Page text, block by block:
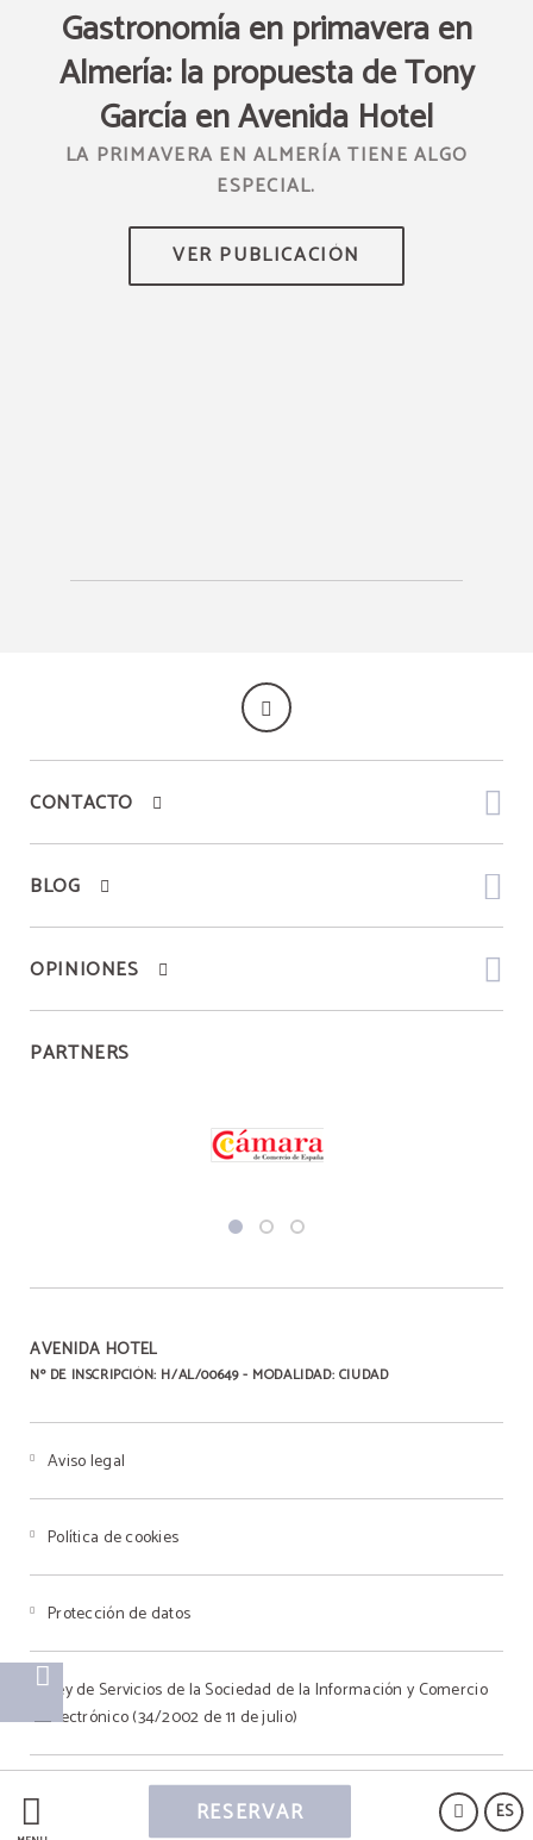
ES
RESERVAR
Gastronomía en primavera en
Almería: la propuesta de Tony
García en Avenida Hotel
LA PRIMAVERA EN ALMERÍA TIENE ALGO
ESPECIAL.
CONTACTO
BLOG
OPINIONES
PARTNERS
AVENIDA HOTEL
Nº DE INSCRIPCIÓN: H/AL/00649 - MODALIDAD: CIUDAD
Aviso legal
Política de cookies
Protección de datos
Ley de Servicios de la Sociedad de la Información y Comercio
Electrónico (34/2002 de 11 de julio)